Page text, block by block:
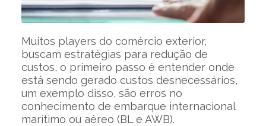
Muitos players do comércio exterior,
buscam estratégias para redução de
custos, o primeiro passo é entender onde
está sendo gerado custos desnecessários,
um exemplo disso, são erros no
conhecimento de embarque internacional
marítimo ou aéreo (BL e AWB).